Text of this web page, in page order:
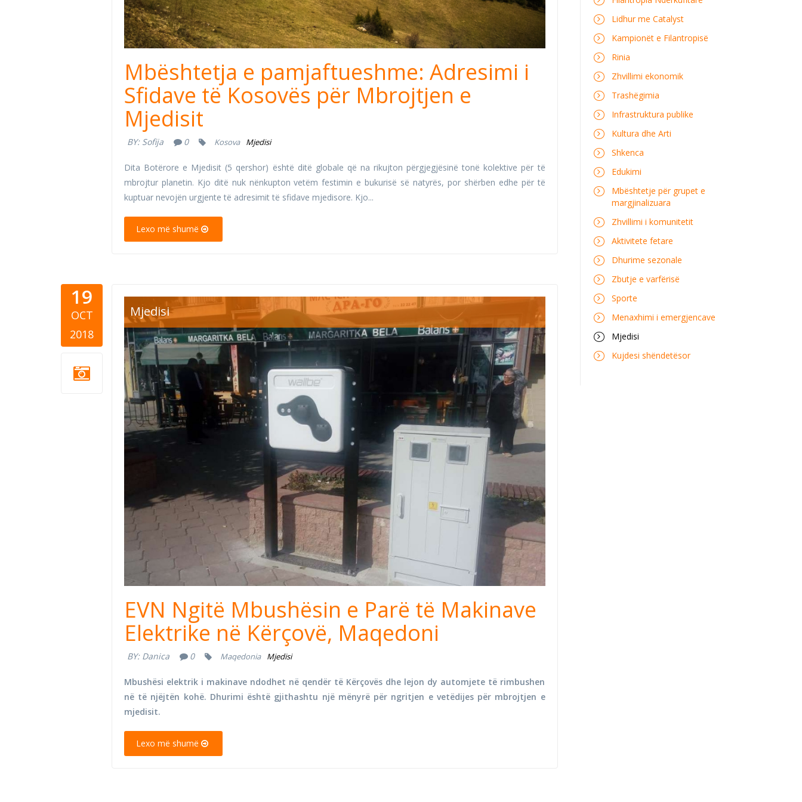
Mbështetja e pamjaftueshme: Adresimi i
Sfidave të Kosovës për Mbrojtjen e
Mjedisit
BY: Sofija 0 Kosova Mjedisi
Dita Botërore e Mjedisit (5 qershor) është ditë globale që na rikujton përgjegjësinë tonë kolektive për të
mbrojtur planetin. Kjo ditë nuk nënkupton vetëm festimin e bukurisë së natyrës, por shërben edhe për të
kuptuar nevojën urgjente të adresimit të sfidave mjedisore. Kjo...
Lexo më shumë
19
OCT
2018
Mjedisi
EVN Ngitë Mbushësin e Parë të Makinave
Elektrike në Kërçovë, Maqedoni
BY: Danica 0 Maqedonia Mjedisi
Mbushësi elektrik i makinave ndodhet në qendër të Kërçovës dhe lejon dy automjete të rimbushen
në të njëjtën kohë. Dhurimi është gjithashtu një mënyrë për ngritjen e vetëdijes për mbrojtjen e
mjedisit.
Lexo më shumë
Lidhur me Catalyst
Kampionët e Filantropisë
Rinia
Zhvillimi ekonomik
Trashëgimia
Infrastruktura publike
Kultura dhe Arti
Shkenca
Edukimi
Mbështetje për grupet e
margjinalizuara
Zhvillimi i komunitetit
Aktivitete fetare
Dhurime sezonale
Zbutje e varfërisë
Sporte
Menaxhimi i emergjencave
Mjedisi
Kujdesi shëndetësor